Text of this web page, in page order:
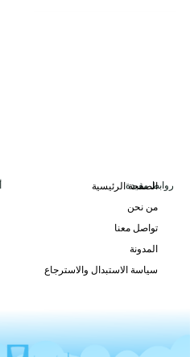
GLSF-015
طلب السعر
روابط مفيدة
الصفحة الرئيسية
من نحن
تواصل معنا
المدونة
سياسة الاستبدال والاسترجاع